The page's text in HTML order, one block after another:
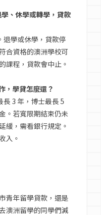
、休學或轉學，貸款
退學或休學，貸款停
合資格的澳洲學校可
課程，貸款會中止。
，學貸怎麼還？
長 3 年，博士最長 5
。若寬限期結束仍未
緩，需看銀行規定。
入。
青年留學貸款，還是
澳洲留學的同學們減